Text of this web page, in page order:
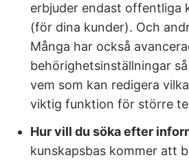
erbjuder endast offentliga
(för dina kunder). Och
Många har också
behörighetsinställningar
vem som kan redigera
viktig funktion för större
Hur vill du söka efter
kunskapsbas kommer att